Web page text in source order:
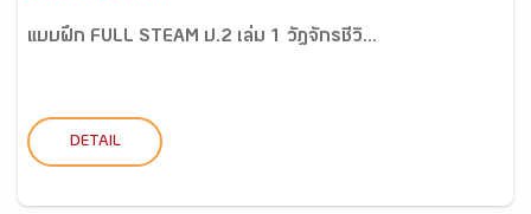
แบบฝึก FULL STEAM ป.2 เล่ม 1 วัฎจักรชีวิ...
DETAIL